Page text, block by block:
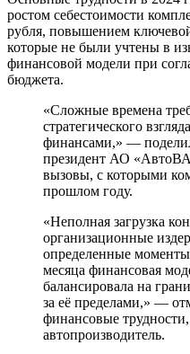
ростом себестоимости
рубля, повышением
которые не были учтены в
финансовой модели при
бюджета.
«Сложные времена
стратегического
финансами,» —
президент АО
вызовы, с которыми
прошлом году.
«Неполная загрузка
организационные
определенные
месяца финансовая
балансировала на
за её пределами,» —
финансовые
автопроизводитель.